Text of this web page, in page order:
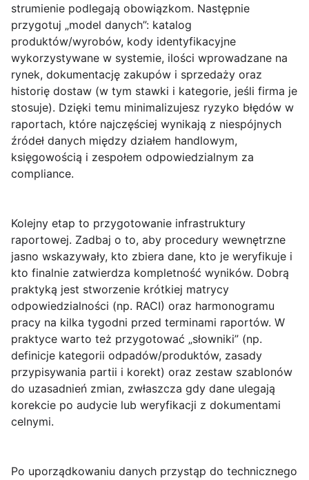
strumienie podlegają obowiązkom. Następnie
przygotuj „model danych”: katalog
produktów/wyrobów, kody identyfikacyjne
wykorzystywane w systemie, ilości wprowadzane na
rynek, dokumentację zakupów i sprzedaży oraz
historię dostaw (w tym stawki i kategorie, jeśli firma je
stosuje). Dzięki temu minimalizujesz ryzyko błędów w
raportach, które najczęściej wynikają z niespójnych
źródeł danych między działem handlowym,
księgowością i zespołem odpowiedzialnym za
compliance.
Kolejny etap to przygotowanie infrastruktury
raportowej. Zadbaj o to, aby procedury wewnętrzne
jasno wskazywały, kto zbiera dane, kto je weryfikuje i
kto finalnie zatwierdza kompletność wyników. Dobrą
praktyką jest stworzenie krótkiej matrycy
odpowiedzialności (np. RACI) oraz harmonogramu
pracy na kilka tygodni przed terminami raportów. W
praktyce warto też przygotować „słowniki” (np.
definicje kategorii odpadów/produktów, zasady
przypisywania partii i korekt) oraz zestaw szablonów
do uzasadnień zmian, zwłaszcza gdy dane ulegają
korekcie po audycie lub weryfikacji z dokumentami
celnymi.
Po uporządkowaniu danych przystąp do technicznego